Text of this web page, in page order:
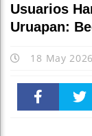
Usuarios
Uruapan:
18 May 2026